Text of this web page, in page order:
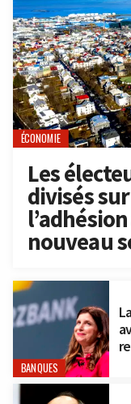
ÉCONOMIE
Les
divisés
nouveau
BANQUES